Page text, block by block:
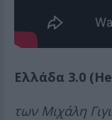
Ελλάδα 3.0
των Μιχάλη